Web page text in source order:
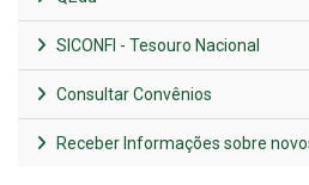
SICONFI - Tesouro Nacional
Consultar Convênios
Receber Informações sobre